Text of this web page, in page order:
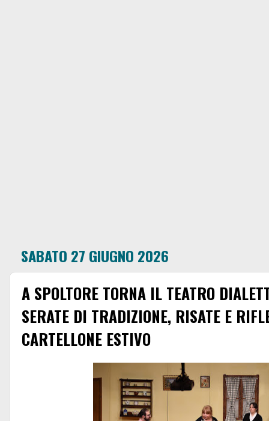
SABATO 27 GIUGNO 2026
A SPOLTORE TORNA IL TEATRO
SERATE DI TRADIZIONE, RISATE E
CARTELLONE ESTIVO